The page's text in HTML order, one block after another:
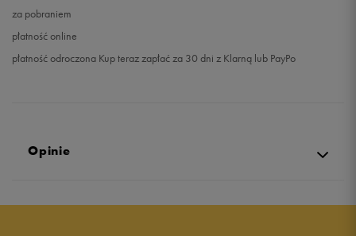
za pobraniem
płatność online
płatność odroczona Kup teraz zapłać za 30 dni z Klarną lub PayPo
Opinie